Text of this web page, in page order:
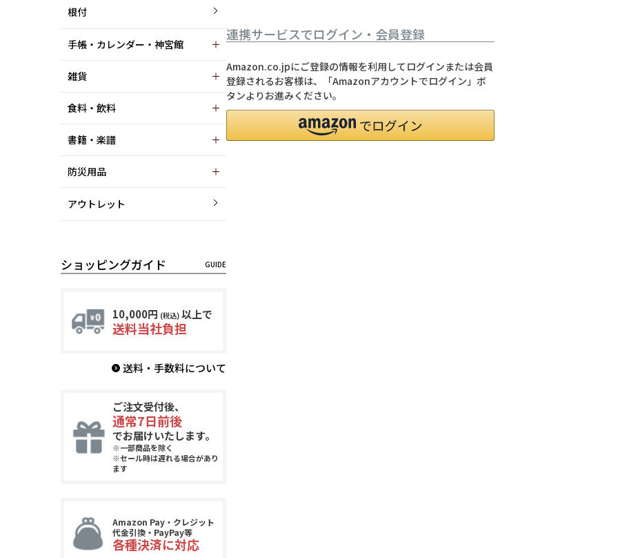
根付
手帳・カレンダー・神宮館
雑貨
食料・飲料
書籍・楽譜
防災用品
アウトレット
ショッピングガイド
10,000円 (税込) 以上で
送料当社負担
送料・手数料について
ご注文受付後、
通常7日前後
でお届けいたします。
※一部商品を除く
※セール時は遅れる場合があり
ます
Amazon Pay・クレジット
代金引換・PayPay等
各種決済に対応
連携サービスでログイン・会員登録
Amazon.co.jpにご登録の情報を利用してログインまたは会員
登録されるお客様は、「Amazonアカウントでログイン」ボ
タンよりお進みください。